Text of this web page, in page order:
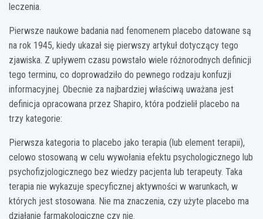
leczenia.
Pierwsze naukowe badania nad fenomenem placebo datowane są
na rok 1945, kiedy ukazał się pierwszy artykuł dotyczący tego
zjawiska. Z upływem czasu powstało wiele różnorodnych definicji
tego terminu, co doprowadziło do pewnego rodzaju konfuzji
informacyjnej. Obecnie za najbardziej właściwą uważana jest
definicja opracowana przez Shapiro, która podzielił placebo na
trzy kategorie:
Pierwsza kategoria to placebo jako terapia (lub element terapii),
celowo stosowaną w celu wywołania efektu psychologicznego lub
psychofizjologicznego bez wiedzy pacjenta lub terapeuty. Taka
terapia nie wykazuje specyficznej aktywności w warunkach, w
których jest stosowana. Nie ma znaczenia, czy użyte placebo ma
działanie farmakologiczne czy nie.